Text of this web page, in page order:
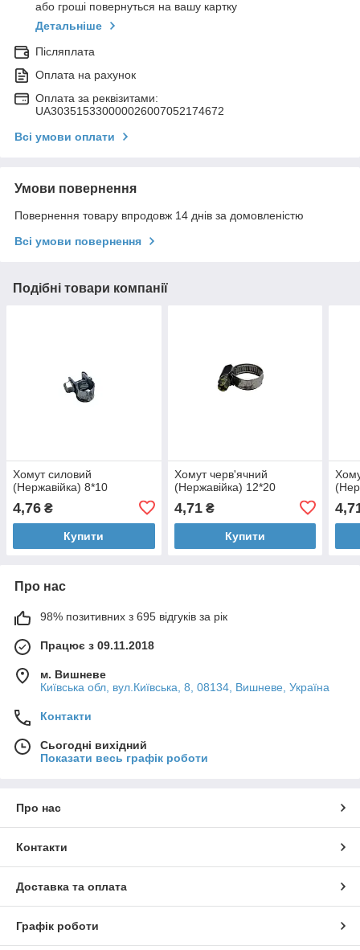
або гроші повернуться на вашу картку
Детальніше
Післяплата
Оплата на рахунок
Оплата за реквізитами:
UA303515330000026007052174672
Всі умови оплати
Умови повернення
Повернення товару впродовж 14 днів за домовленістю
Всі умови повернення
Подібні товари компанії
Хомут силовий
(Нержавійка) 8*10
4,76 ₴
Купити
Хомут черв'ячний
(Нержавійка) 12*20
4,71₴
Купити
Про нас
98% позитивних з 695 відгуків за рік
Працює з 09.11.2018
м. Вишневе
Київська обл, вул.Київська, 8, 08134, Вишневе, Україна
Контакти
Сьогодні вихідний
Показати весь графік роботи
Про нас
Контакти
Доставка та оплата
Графік роботи